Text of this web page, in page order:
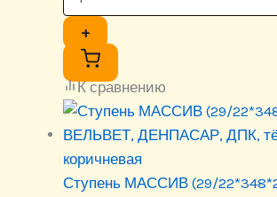
+
К сравнению
Ступень МАССИВ (29/